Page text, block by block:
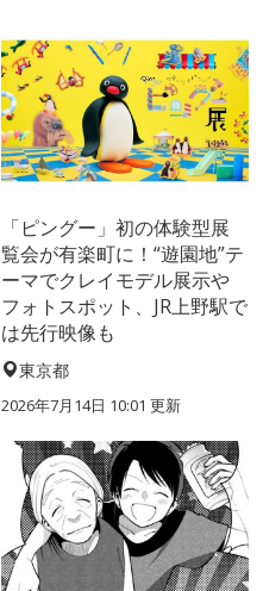
「ピングー」初の体験型展
覧会が有楽町に！“遊園地”テ
ーマでクレイモデル展示や
フォトスポット、JR上野駅で
は先行映像も
東京都
2026年7月14日 10:01 更新